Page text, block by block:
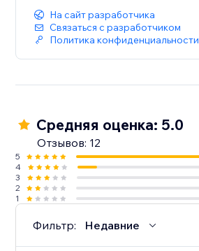
На сайт разработчика
Связаться с разработчиком
Политика конфиденциальности
Средняя оценка: 5.0
Отзывов: 12
5
4
3
2
1
Фильтр: Недавние